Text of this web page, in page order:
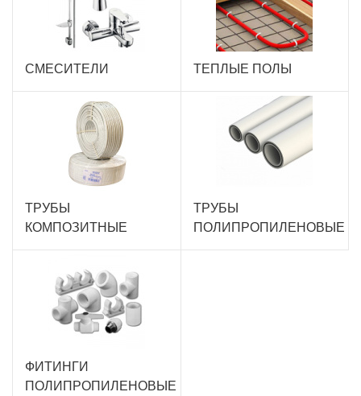
СМЕСИТЕЛИ ТЕПЛЫЕ ПОЛЫ
ТРУБЫ
КОМПОЗИТНЫЕ
ТРУБЫ
ПОЛИПРОПИЛЕНОВЫЕ
ФИТИНГИ
ПОЛИПРОПИЛЕНОВЫЕ